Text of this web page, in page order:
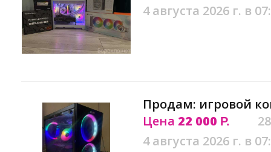
4 августа 2026 г. в
Продам: игровой
Цена 22 000 Р.
4 августа 2026 г. в